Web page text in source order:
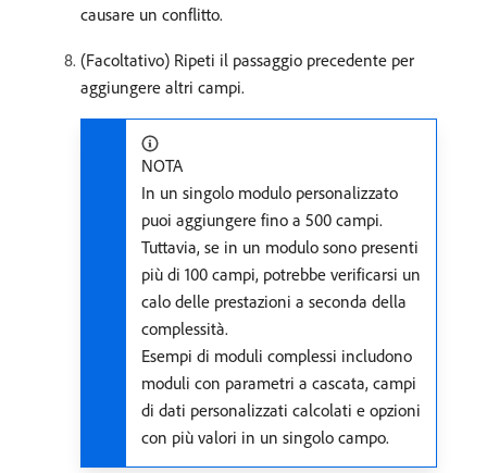
causare un conflitto.
(Facoltativo) Ripeti il passaggio precedente per
aggiungere altri campi.
NOTA
In un singolo modulo personalizzato
puoi aggiungere fino a 500 campi.
Tuttavia, se in un modulo sono presenti
più di 100 campi, potrebbe verificarsi un
calo delle prestazioni a seconda della
complessità.
Esempi di moduli complessi includono
moduli con parametri a cascata, campi
di dati personalizzati calcolati e opzioni
con più valori in un singolo campo.